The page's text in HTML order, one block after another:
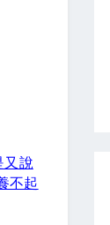
又說
不起